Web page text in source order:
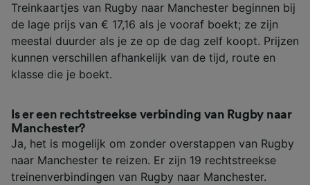
Treinkaartjes van Rugby naar Manchester beginnen bij
de lage prijs van € 17,16 als je vooraf boekt; ze zijn
meestal duurder als je ze op de dag zelf koopt. Prijzen
kunnen verschillen afhankelijk van de tijd, route en
klasse die je boekt.
Is er een rechtstreekse verbinding van Rugby naar
Manchester?
Ja, het is mogelijk om zonder overstappen van Rugby
naar Manchester te reizen. Er zijn 19 rechtstreekse
treinenverbindingen van Rugby naar Manchester.